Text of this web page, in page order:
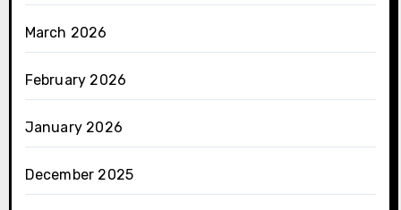
March 2026
February 2026
January 2026
December 2025